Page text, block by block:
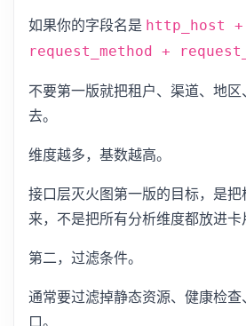
如果你的字段名是 http_host +
request_method +
不要第一版就把租户、渠道、地
去。
维度越多，基数越高。
接口层灭火图第一版的目标，是
来，不是把所有分析维度都放进卡
第二，过滤条件。
通常要过滤掉静态资源、健康检